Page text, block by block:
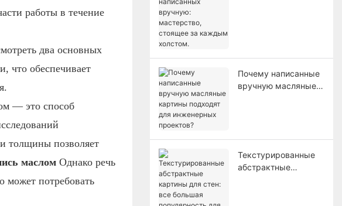
работы в течение
два основных
что обеспечивает
— это способ
толщины позволяет
масломОднако речь
может потребовать
Почему написанные
вручную масляные
Текстурированные
абстрактные